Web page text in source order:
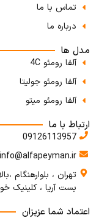
تماس با ما
درباره ما
مدل ها
آلفا رومئو 4C
آلفا رومئو جولیتا
آلفا رومئو میتو
ارتباط با ما
09126113957
info@alfapeyman.ir
تهران ، بلوارهنگام
بست آریا ، کلینیک
اعتماد شما عزیزان